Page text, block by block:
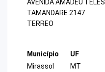
AVENIDA AMADEU TELES
TAMANDARE 2147
TERREO
Município
Mirassol
UF
MT